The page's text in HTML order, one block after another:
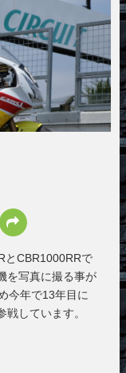
とCBR1000RRで
を写真に撮る事が
今年で13年目に
戦しています。